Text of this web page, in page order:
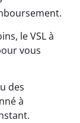
le VSL à
vous
des
à